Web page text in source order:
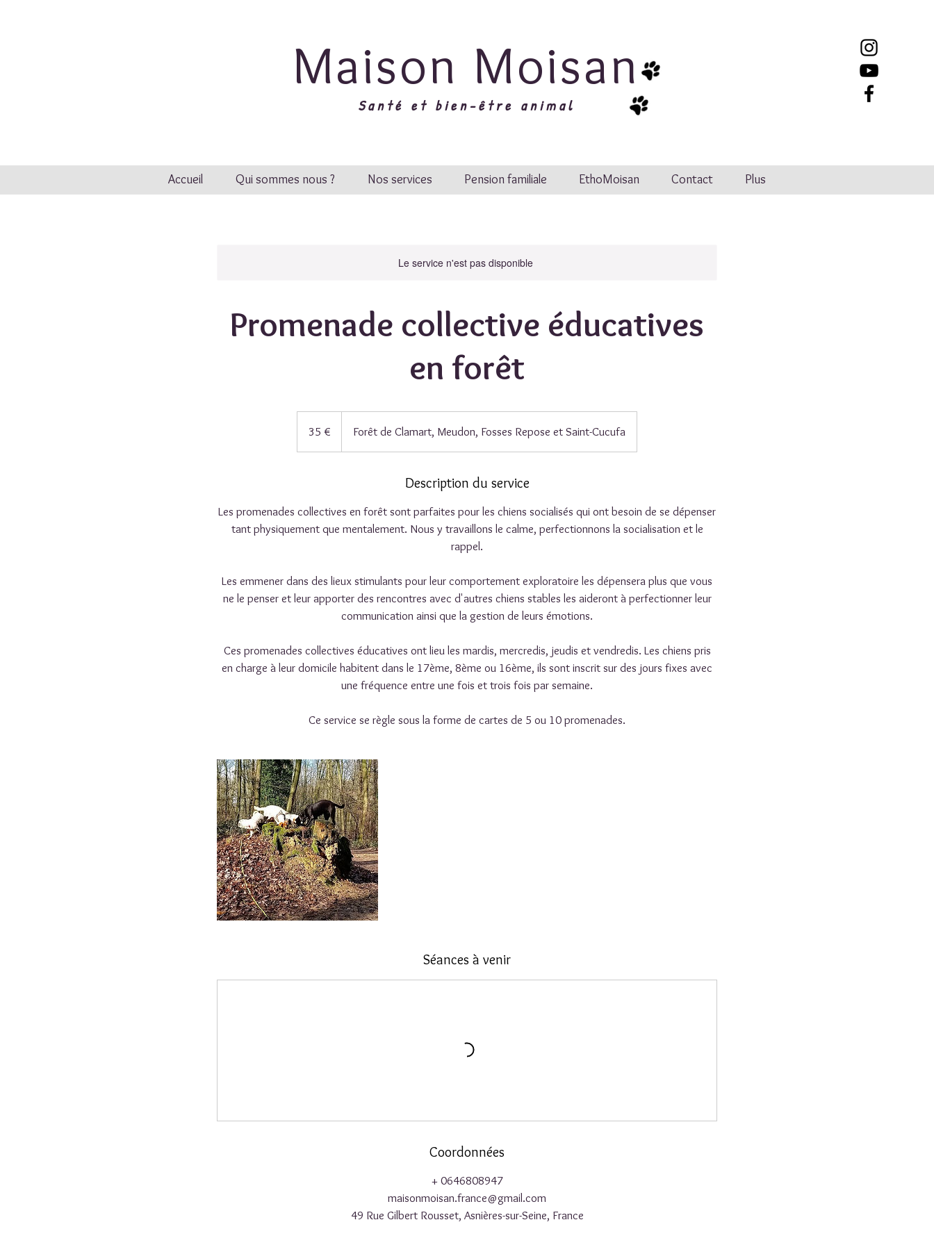
Maison Moisan
Santé et bien-être animal
Accueil Qui sommes nous ? Nos services Pension familiale EthoMoisan Contact Plus
Le service n'est pas disponible
Promenade collective éducatives
en forêt
35 € Forêt de Clamart, Meudon, Fosses Repose et Saint-Cucufa
Description du service
Les promenades collectives en forêt sont parfaites pour les chiens socialisés qui ont besoin de se dépenser
tant physiquement que mentalement. Nous y travaillons le calme, perfectionnons la socialisation et le
rappel.
Les emmener dans des lieux stimulants pour leur comportement exploratoire les dépensera plus que vous
ne le penser et leur apporter des rencontres avec d'autres chiens stables les aideront à perfectionner leur
communication ainsi que la gestion de leurs émotions.
Ces promenades collectives éducatives ont lieu les mardis, mercredis, jeudis et vendredis. Les chiens pris
en charge à leur domicile habitent dans le 17ème, 8ème ou 16ème, ils sont inscrit sur des jours fixes avec
une fréquence entre une fois et trois fois par semaine.
Ce service se règle sous la forme de cartes de 5 ou 10 promenades.
Séances à venir
Coordonnées
+ 0646808947
maisonmoisan.france@gmail.com
49 Rue Gilbert Rousset, Asnières-sur-Seine, France